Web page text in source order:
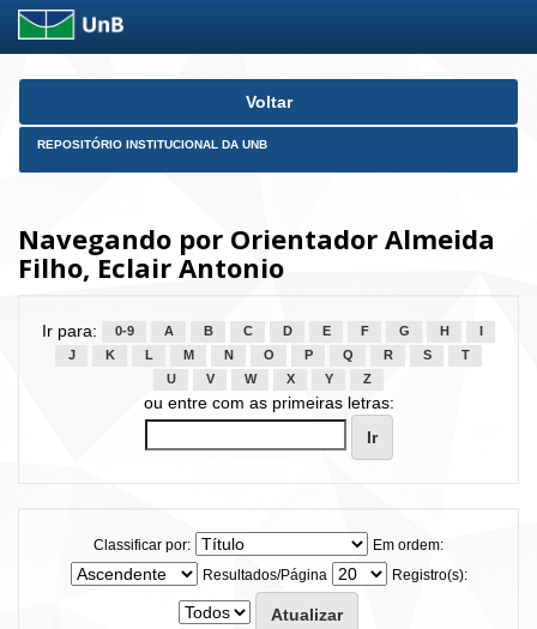
Skip
Voltar
REPOSITÓRIO INSTITUCIONAL DA UNB
Navegando por Orientador Almeida
Filho, Eclair Antonio
Ir para: 0-9 A B C D E F G H
J
K L M N O P Q R S
T
U
V W X Y Z
ou entre com as primeiras letras:
Classificar por:
Em ordem:
Resultados/Página
Registro(s):